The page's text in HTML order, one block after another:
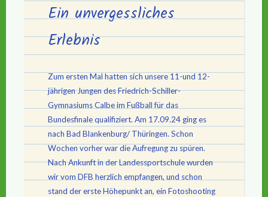
Ein unvergessliches
Erlebnis
Zum ersten Mal hatten sich unsere 11-und 12-
jährigen Jungen des Friedrich-Schiller-
Gymnasiums Calbe im Fußball für das
Bundesfinale qualifiziert. Am 17.09.24 ging es
nach Bad Blankenburg/ Thüringen. Schon
Wochen vorher war die Aufregung zu spüren.
Nach Ankunft in der Landessportschule wurden
wir vom DFB herzlich empfangen, und schon
stand der erste Höhepunkt an, ein Fotoshooting